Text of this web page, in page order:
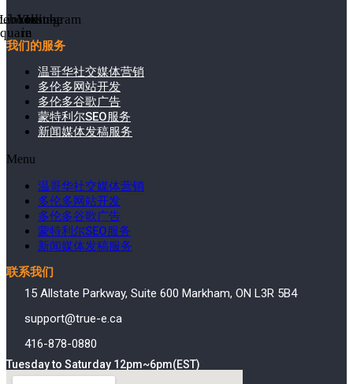
in
Youtube
Instagram
我们的服务
温哥华社交媒体营销
多伦多网站开发
多伦多谷歌广告
蒙特利尔SEO服务
新闻媒体发稿服务
Menu
温哥华社交媒体营销
多伦多网站开发
多伦多谷歌广告
蒙特利尔SEO服务
新闻媒体发稿服务
联系我们
15 Allstate Parkway, Suite 600 Markham, ON L3R 5B4
support@true-e.ca
416-878-0880
Tuesday to Saturday 12pm~6pm(EST)